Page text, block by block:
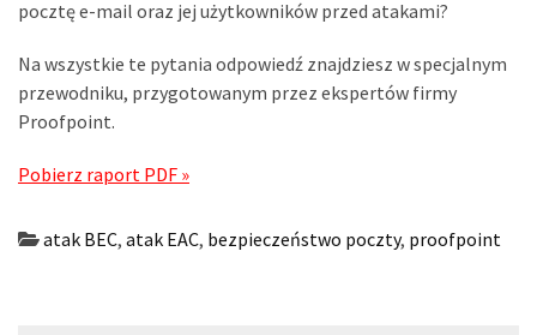
pocztę e-mail oraz jej użytkowników przed atakami?
Na wszystkie te pytania odpowiedź znajdziesz w specjalnym
przewodniku, przygotowanym przez ekspertów firmy
Proofpoint.
Pobierz raport PDF »
atak BEC, atak EAC, bezpieczeństwo poczty, proofpoint